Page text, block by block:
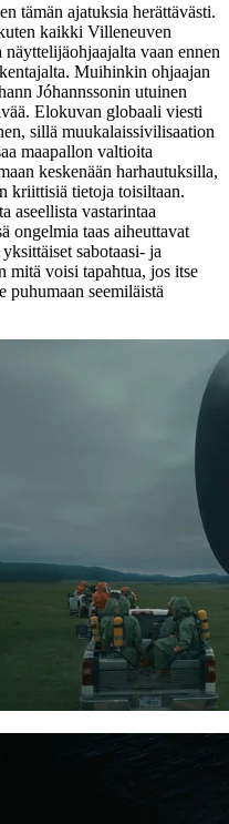
tämän ajatuksia herättävästi.
kaikki Villeneuven
vaan ennen
Muihinkin ohjaajan
Jóhannssonin utuinen
Elokuvan globaali viesti
sillä muukalaissivilisaation
maapallon valtioita
keskenään harhautuksilla,
kriittisiä tietoja toisiltaan.
aseellista vastarintaa
ongelmia taas aiheuttavat
sabotaasi‑ ja
mitä voisi tapahtua, jos itse
puhumaan seemiläistä